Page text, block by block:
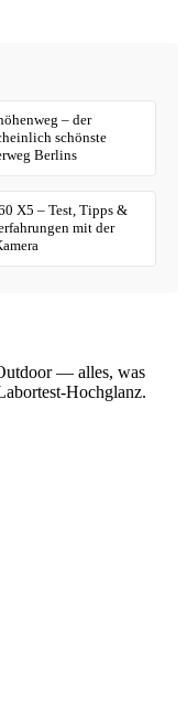
– der
schönste
Berlins
X5 – Test, Tipps &
mit der
— alles, was
Hochglanz.